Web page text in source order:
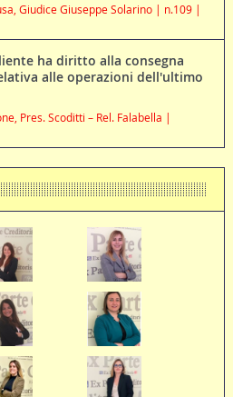
Giudice Giuseppe Solarino | n.109 |
ha diritto alla consegna
alle operazioni dell'ultimo
Pres. Scoditti – Rel. Falabella |